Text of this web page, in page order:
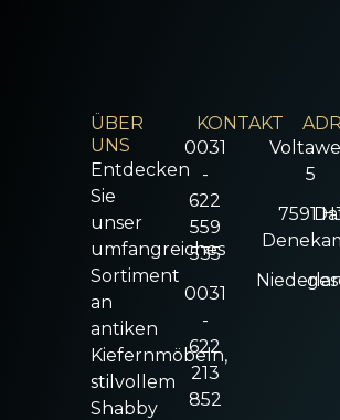
ÜBER
UNS
Entdecken
Sie
unser
umfangreiches
Sortiment
an
antiken
Kiefernmöbeln,
stilvollem
Shabby
KONTAKT
0031
-
622
559
535
0031
-
622
213
852
5
7591